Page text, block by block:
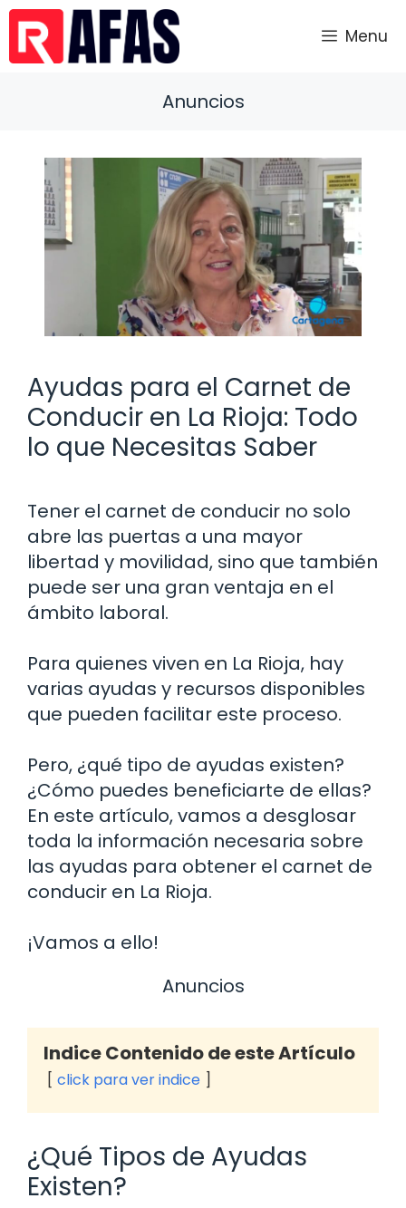
Saltar
contenido
Menu
Anuncios
Ayudas para el Carnet de
Conducir en La Rioja: Todo
lo que Necesitas Saber
Tener el carnet de conducir no solo
abre las puertas a una mayor
libertad y movilidad, sino que también
puede ser una gran ventaja en el
ámbito laboral.
Para quienes viven en La Rioja, hay
varias ayudas y recursos disponibles
que pueden facilitar este proceso.
Pero, ¿qué tipo de ayudas existen?
¿Cómo puedes beneficiarte de ellas?
En este artículo, vamos a desglosar
toda la información necesaria sobre
las ayudas para obtener el carnet de
conducir en La Rioja.
¡Vamos a ello!
Anuncios
Indice Contenido de este Artículo
click para ver indice
¿Qué Tipos de Ayudas
Existen?